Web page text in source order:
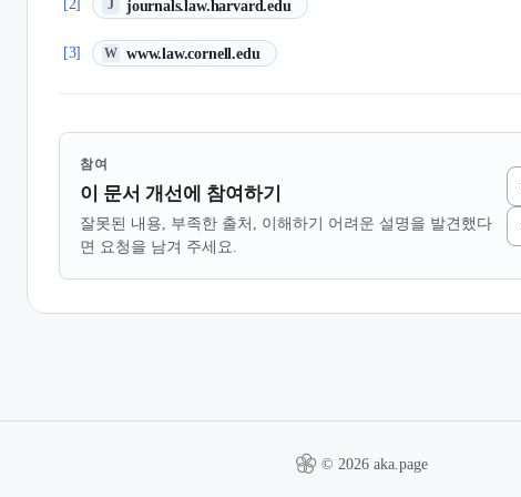
[2] J journals.law.harvard.edu
[3] W www.law.cornell.edu
(새 탭에서 열림)
참여
이 문서 개선에 참여하기
잘못된 내용, 부족한 출처, 이해하기 어려운 설명을 발견했다
면 요청을 남겨 주세요.
© 2026 aka.page